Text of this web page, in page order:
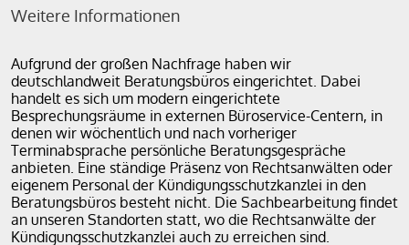
Weitere Informationen
Aufgrund der großen Nachfrage haben wir
deutschlandweit Beratungsbüros eingerichtet. Dabei
handelt es sich um modern eingerichtete
Besprechungsräume in externen Büroservice-Centern, in
denen wir wöchentlich und nach vorheriger
Terminabsprache persönliche Beratungsgespräche
anbieten. Eine ständige Präsenz von Rechtsanwälten oder
eigenem Personal der Kündigungsschutzkanzlei in den
Beratungsbüros besteht nicht. Die Sachbearbeitung findet
an unseren Standorten statt, wo die Rechtsanwälte der
Kündigungsschutzkanzlei auch zu erreichen sind.